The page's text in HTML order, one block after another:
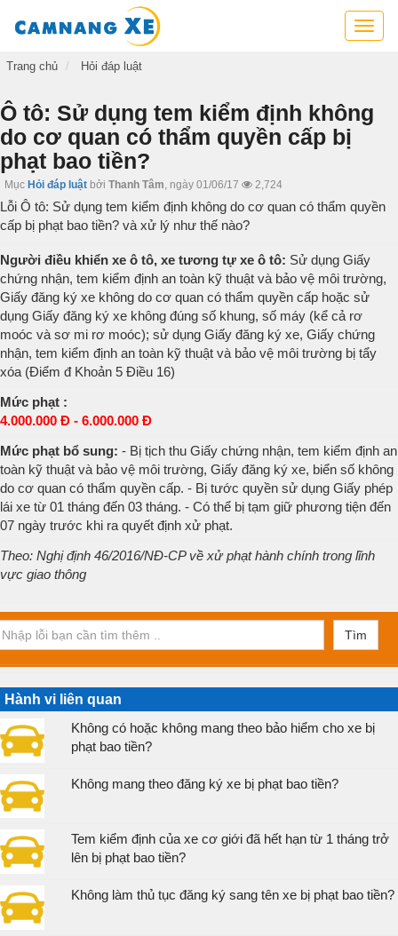
Cẩm
thông
lái
Trang chủ Hỏi đáp luật
Ô tô: Sử dụng tem kiểm định không
do cơ quan có thẩm quyền cấp bị
phạt bao tiền?
Mục Hỏi đáp luật bởi Thanh Tâm, ngày 01/06/17 2,724
Lỗi Ô tô: Sử dụng tem kiểm định không do cơ quan có thẩm quyền
cấp bị phạt bao tiền? và xử lý như thế nào?
Người điều khiển xe ô tô, xe tương tự xe ô tô: Sử dụng Giấy
chứng nhận, tem kiểm định an toàn kỹ thuật và bảo vệ môi trường,
Giấy đăng ký xe không do cơ quan có thẩm quyền cấp hoặc sử
dụng Giấy đăng ký xe không đúng số khung, số máy (kể cả rơ
moóc và sơ mi rơ moóc); sử dụng Giấy đăng ký xe, Giấy chứng
nhận, tem kiểm định an toàn kỹ thuật và bảo vệ môi trường bị tẩy
xóa (Điểm đ Khoản 5 Điều 16)
Mức phạt :
4.000.000 Đ - 6.000.000 Đ
Mức phạt bổ sung: - Bị tịch thu Giấy chứng nhận, tem kiểm định an
toàn kỹ thuật và bảo vệ môi trường, Giấy đăng ký xe, biển số không
do cơ quan có thẩm quyền cấp. - Bị tước quyền sử dụng Giấy phép
lái xe từ 01 tháng đến 03 tháng. - Có thể bị tạm giữ phương tiện đến
07 ngày trước khi ra quyết định xử phạt.
Theo: Nghị định 46/2016/NĐ-CP về xử phạt hành chính trong lĩnh
vực giao thông
Tìm
Hành vi liên quan
Không có hoặc không mang theo bảo hiểm cho xe bị
phạt bao tiền?
Không mang theo đăng ký xe bị phạt bao tiền?
Tem kiểm định của xe cơ giới đã hết hạn từ 1 tháng trở
lên bị phạt bao tiền?
Không làm thủ tục đăng ký sang tên xe bị phạt bao tiền?